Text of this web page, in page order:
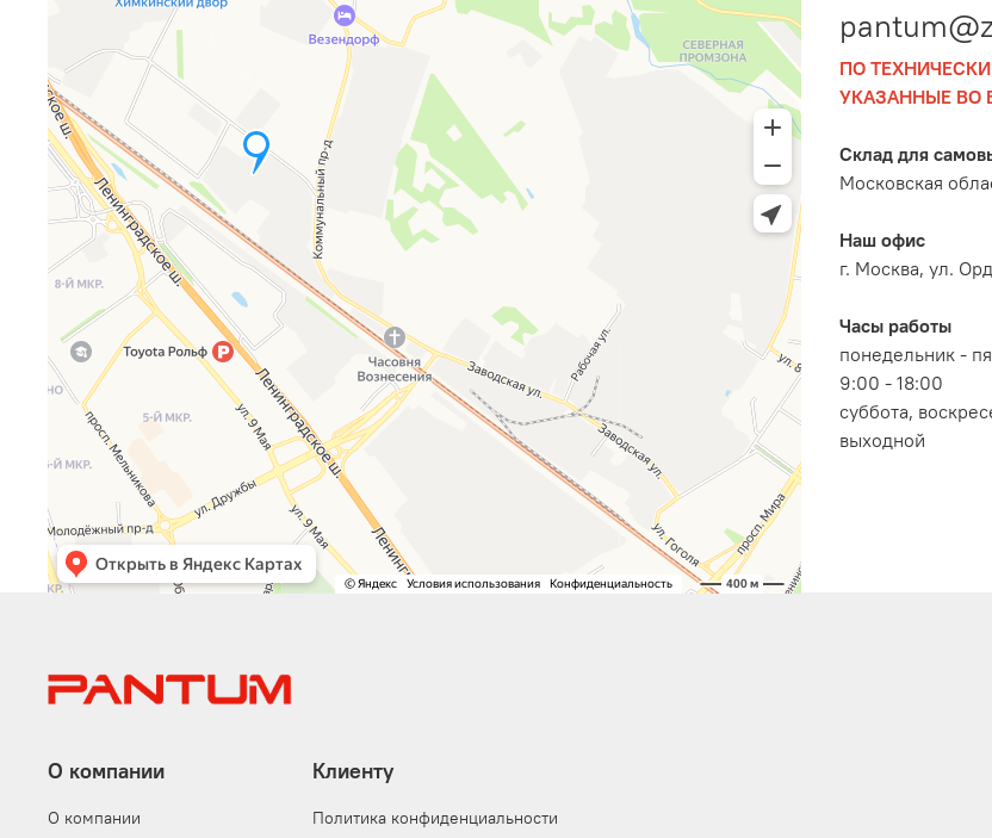
ПО
УКАЗАННЫЕ ВО
Склад для
Московская
Наш офис
г. Москва, ул.
Часы работы
понедельник -
9:00 - 18:00
суббота,
выходной
О компании
О компании
Клиенту
Политика конфиденциальности